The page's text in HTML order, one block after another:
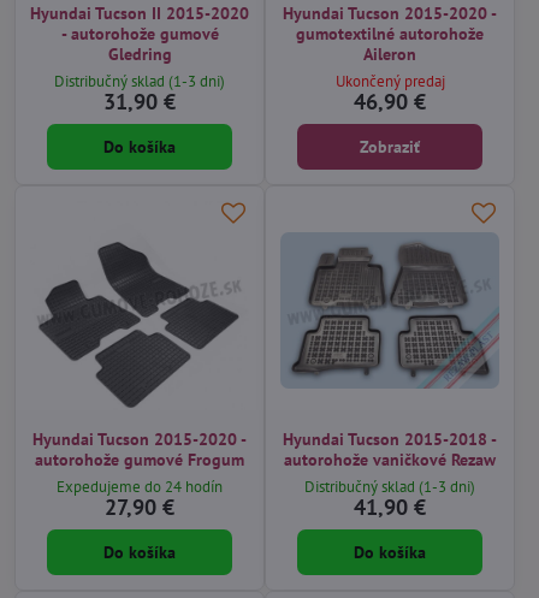
Hyundai Tucson II 2015-2020
- autorohože gumové
Gledring
Distribučný sklad (1-3 dni)
31,90 €
Do košíka
Hyundai Tucson 2015-2020 -
gumotextilné autorohože
Aileron
Ukončený predaj
46,90 €
Zobraziť
Hyundai Tucson 2015-2020 -
autorohože gumové Frogum
Expedujeme do 24 hodín
27,90 €
Do košíka
Hyundai Tucson 2015-2018 -
autorohože vaničkové Rezaw
Distribučný sklad (1-3 dni)
41,90 €
Do košíka